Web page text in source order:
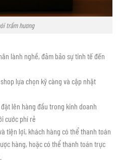
trầm hương
lành nghề, đảm bảo sự tinh tế đến
lựa chọn kỹ càng và cập nhật
lên hàng đầu trong kinh doanh
cước phí rẻ
tiện lợi, khách hàng có thể thanh toán
hàng, hoặc có thể thanh toán trực